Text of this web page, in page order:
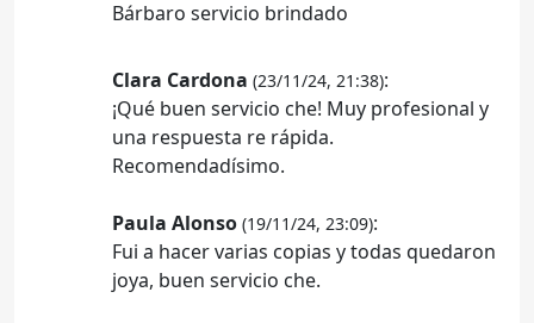
Bárbaro servicio brindado
Clara Cardona (23/11/24, 21:38):
¡Qué buen servicio che! Muy profesional y
una respuesta re rápida.
Recomendadísimo.
Paula Alonso (19/11/24, 23:09):
Fui a hacer varias copias y todas quedaron
joya, buen servicio che.